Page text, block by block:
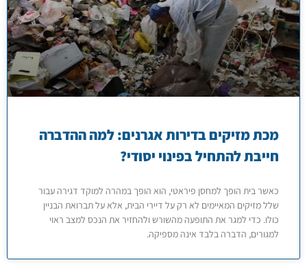
מכת מזיקים בדירות אגרנים: למה ההדברה
חייבת להתחיל בפינוי יסודי?
כאשר בית הופך למחסן פיראטי, הוא הופך במהרה למוקד דגירה עבור
שלל מזיקים המאיימים לא רק על דיירי הבית, אלא על תברואת הבניין
כולו. כדי למגר את התופעה מהשורש ולהחזיר את הנכס למצב ראוי
למגורים, הדברה בלבד אינה מספיקה.